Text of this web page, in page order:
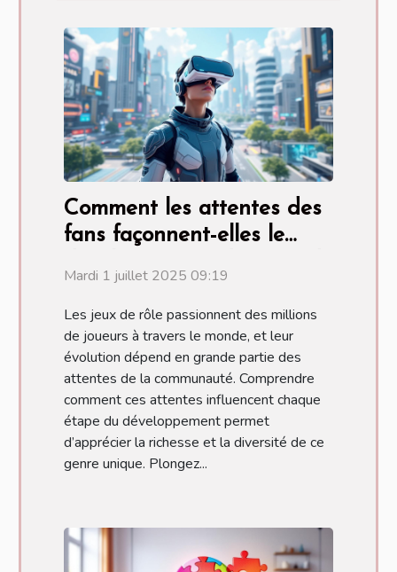
Comment les attentes des
fans façonnent-elles le
rôle ?
Mardi 1 juillet 2025 09:19
Les jeux de rôle passionnent des millions
de joueurs à travers le monde, et leur
évolution dépend en grande partie des
attentes de la communauté. Comprendre
comment ces attentes influencent chaque
étape du développement permet
d’apprécier la richesse et la diversité de ce
genre unique. Plongez...